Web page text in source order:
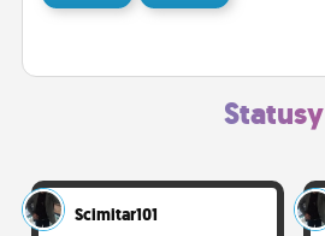
Statusy
Scimitar101